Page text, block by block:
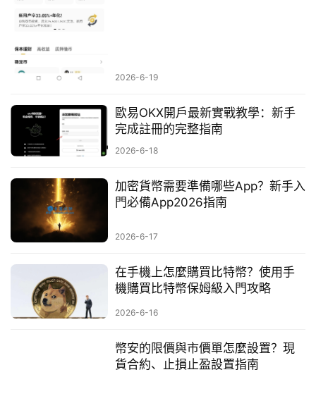
2026-6-19
歐易OKX開戶最新實戰教學：新手
完成註冊的完整指南
2026-6-18
加密貨幣需要準備哪些App？新手入
門必備App2026指南
2026-6-17
在手機上怎麼購買比特幣？使用手
機購買比特幣保姆級入門攻略
2026-6-16
幣安的限價與市價單怎麼設置？現
貨合約、止損止盈設置指南